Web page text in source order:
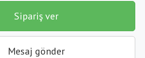
Sipariş ver
Mesaj gönder